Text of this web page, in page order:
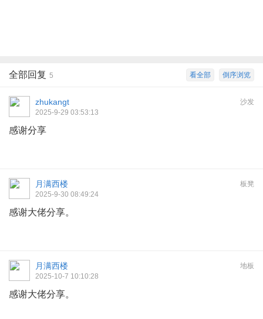
倒序浏览
看全部
全部回复 5
沙发
zhukangt
2025-9-29 03:53:13
感谢分享
板凳
月满西楼
2025-9-30 08:49:24
感谢大佬分享。
地板
月满西楼
2025-10-7 10:10:28
感谢大佬分享。